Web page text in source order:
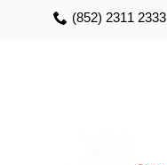
(852) 2311 2333